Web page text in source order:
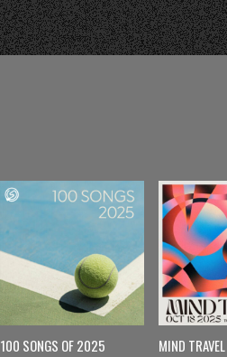
100 SONGS OF 2025 MIND TRAVEL